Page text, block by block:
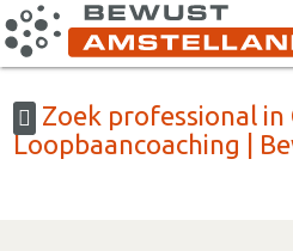
Zoek professional in
Loopbaancoaching |